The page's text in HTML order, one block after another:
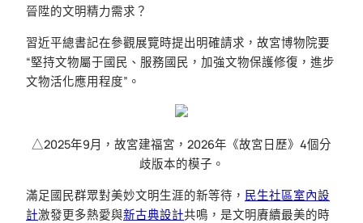
晉陞的文明精力需求？
習近平總書記在參觀展覽時提出明確請求，故宮博物院要
“堅持文物屬于國民、服務國民，加強文物保護修復，進步
文物活化應用程度”。
△2025年9月，故宮建福宮，2026年《故宮日歷》4個分
歧版本的模子。
滿足國民群眾對美妙文明生涯的新等待， 民生社區室內設
計激發更多熱愛與新古典設計共鳴，是文明賡續最美的時